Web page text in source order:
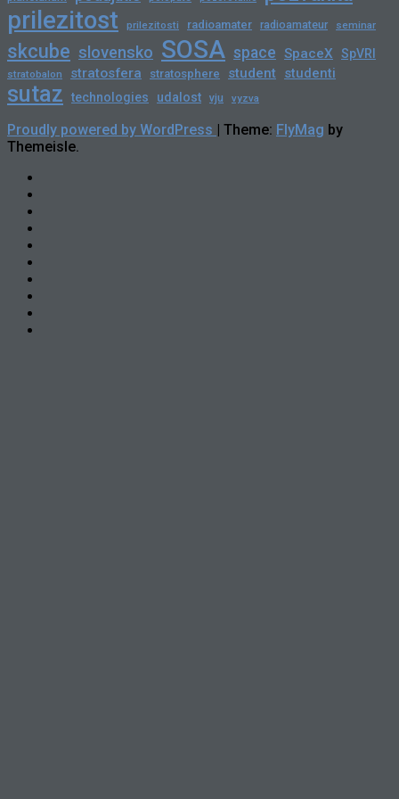
prilezitost prilezitosti radioamater radioamateur seminar
skcube slovensko SOSA space SpaceX SpVRI
stratobalon stratosfera stratosphere student studenti
sutaz technologies udalost vju vyzva
Proudly powered by WordPress | Theme: FlyMag by
Themeisle.